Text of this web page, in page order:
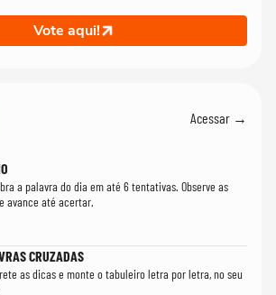
Vote aqui!
Acessar →
a palavra do dia em até 6 tentativas. Observe as
avance até acertar.
CRUZADAS
as dicas e monte o tabuleiro letra por letra, no seu